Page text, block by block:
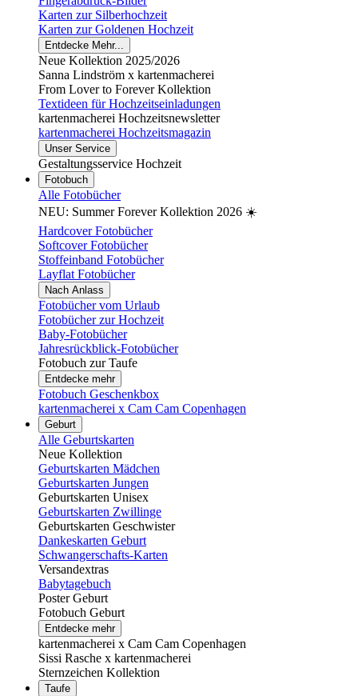
Karten zur Silberhochzeit
Karten zur Goldenen Hochzeit
Entdecke Mehr...
Neue Kollektion 2025/2026
Sanna Lindström x kartenmacherei
From Lover to Forever Kollektion
Textideen für Hochzeitseinladungen
kartenmacherei Hochzeitsnewsletter
kartenmacherei Hochzeitsmagazin
Unser Service
Gestaltungsservice Hochzeit
Fotobuch
Alle Fotobücher
NEU: Summer Forever Kollektion 2026 ☀️
Hardcover Fotobücher
Softcover Fotobücher
Stoffeinband Fotobücher
Layflat Fotobücher
Nach Anlass
Fotobücher vom Urlaub
Fotobücher zur Hochzeit
Baby-Fotobücher
Jahresrückblick-Fotobücher
Fotobuch zur Taufe
Entdecke mehr
Fotobuch Geschenkbox
kartenmacherei x Cam Cam Copenhagen
Geburt
Alle Geburtskarten
Neue Kollektion
Geburtskarten Mädchen
Geburtskarten Jungen
Geburtskarten Unisex
Geburtskarten Zwillinge
Geburtskarten Geschwister
Dankeskarten Geburt
Schwangerschafts-Karten
Versandextras
Babytagebuch
Poster Geburt
Fotobuch Geburt
Entdecke mehr
kartenmacherei x Cam Cam Copenhagen
Sissi Rasche x kartenmacherei
Sternzeichen Kollektion
Taufe